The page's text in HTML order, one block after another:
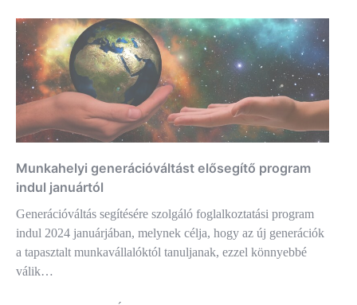
Munkahelyi generációváltást elősegítő program
indul januártól
Generációváltás segítésére szolgáló foglalkoztatási program
indul 2024 januárjában, melynek célja, hogy az új generációk
a tapasztalt munkavállalóktól tanuljanak, ezzel könnyebbé
válik…